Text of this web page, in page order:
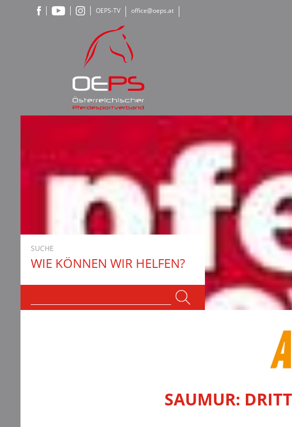
OEPS-TV office@oeps.at
SUCHE
WIE KÖNNEN WIR HELFEN?
SAUMUR: